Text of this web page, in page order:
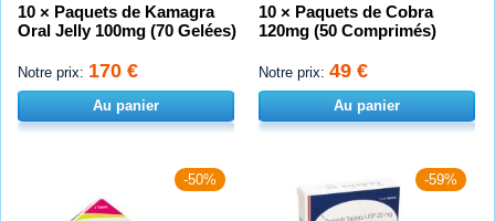
10 × Paquets de Kamagra
Oral Jelly 100mg (70 Gelées)
Notre prix: 170 €
Au panier
10 × Paquets de Cobra
120mg (50 Comprimés)
Notre prix: 49 €
Au panier
-50% -59%